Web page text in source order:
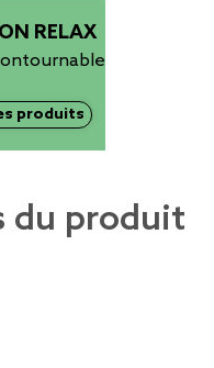
RELAX
produits
du produit